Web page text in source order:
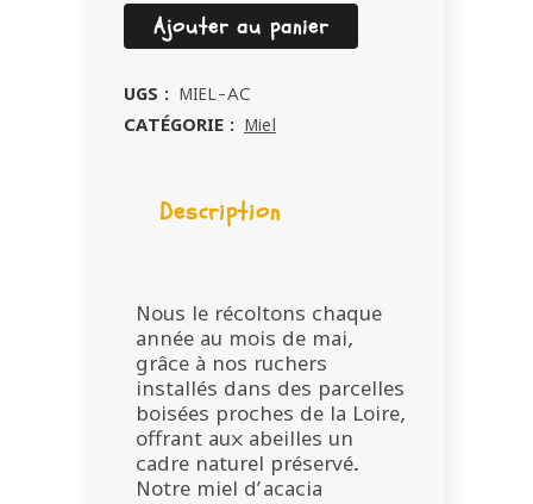
d'Acacia
quantity
Ajouter au panier
UGS : MIEL-AC
CATÉGORIE : Miel
Description
Nous le récoltons chaque
année au mois de mai,
grâce à nos ruchers
installés dans des parcelles
boisées proches de la Loire,
offrant aux abeilles un
cadre naturel préservé.
Notre miel d’acacia